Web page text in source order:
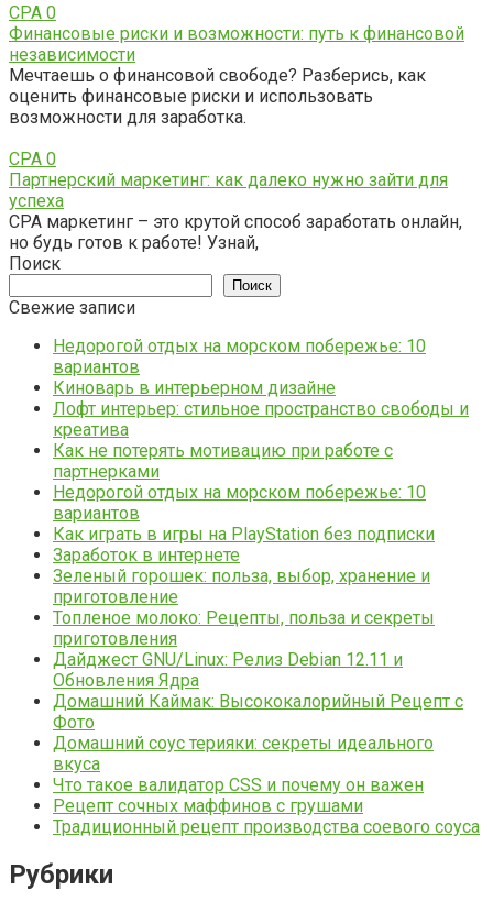
CPA 0
Финансовые риски и возможности: путь к финансовой
независимости
Мечтаешь о финансовой свободе? Разберись, как
оценить финансовые риски и использовать
возможности для заработка.
CPA 0
Партнерский маркетинг: как далеко нужно зайти для
успеха
CPA маркетинг – это крутой способ заработать онлайн,
но будь готов к работе! Узнай,
Поиск
Поиск
Свежие записи
Недорогой отдых на морском побережье: 10
вариантов
Киноварь в интерьерном дизайне
Лофт интерьер: стильное пространство свободы и
креатива
Как не потерять мотивацию при работе с
партнерками
Недорогой отдых на морском побережье: 10
вариантов
Как играть в игры на PlayStation без подписки
Заработок в интернете
Зеленый горошек: польза, выбор, хранение и
приготовление
Топленое молоко: Рецепты, польза и секреты
приготовления
Дайджест GNU/Linux: Релиз Debian 12.11 и
Обновления Ядра
Домашний Каймак: Высококалорийный Рецепт с
Фото
Домашний соус терияки: секреты идеального
вкуса
Что такое валидатор CSS и почему он важен
Рецепт сочных маффинов с грушами
Традиционный рецепт производства соевого соуса
Рубрики